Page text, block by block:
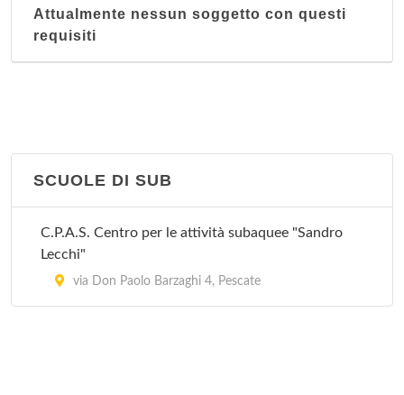
Attualmente nessun soggetto con questi
requisiti
SCUOLE DI SUB
C.P.A.S. Centro per le attività subaquee "Sandro
Lecchi"
via Don Paolo Barzaghi 4, Pescate